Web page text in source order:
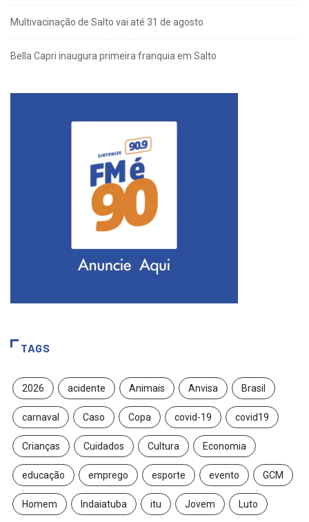
Multivacinação de Salto vai até 31 de agosto
Bella Capri inaugura primeira franquia em Salto
TAGS
2026 acidente Animais Anvisa Brasil
carnaval Caso Copa covid-19 covid19
Crianças Cuidados Cultura Economia
educação emprego esporte evento GCM
Homem Indaiatuba itu Jovem Luto